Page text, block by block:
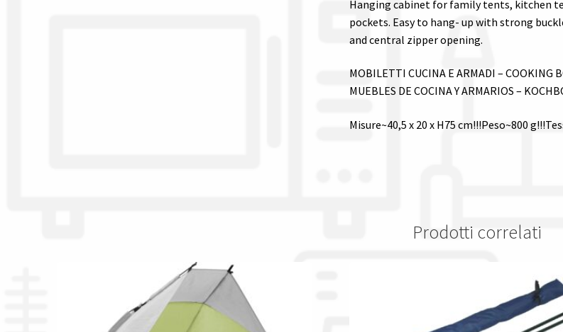
Hanging cabinet for family tents, kitchen
pockets. Easy to hang- up with strong
and central zipper opening.
MOBILETTI CUCINA E ARMADI – COOKING
MUEBLES DE COCINA Y ARMARIOS –
Misure~40,5 x 20 x H75 cm!!!Peso~800
Prodotti correlati